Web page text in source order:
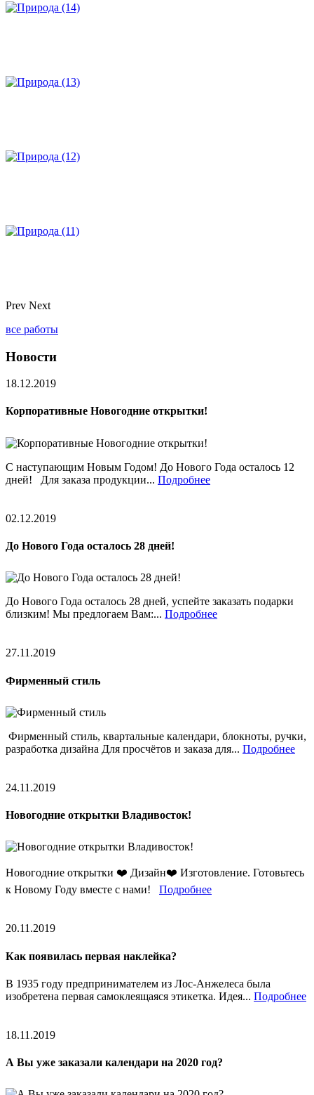
Prev Next
все работы
Новости
18.12.2019
Корпоративные Новогодние открытки!
С наступающим Новым Годом! До Нового Года осталось 12
дней! Для заказа продукции... Подробнее
02.12.2019
До Нового Года осталось 28 дней!
До Нового Года осталось 28 дней, успейте заказать подарки
близким! Мы предлогаем Вам:... Подробнее
27.11.2019
Фирменный стиль
Фирменный стиль, квартальные календари, блокноты, ручки,
разработка дизайна Для просчётов и заказа для... Подробнее
24.11.2019
Новогодние открытки Владивосток!
Новогодние открытки ❤️ Дизайн❤️ Изготовление. Готовьтесь
к Новому Году вместе с нами! Подробнее
20.11.2019
Как появилась первая наклейка?
В 1935 году предпринимателем из Лос-Анжелеса была
изобретена первая самоклеящаяся этикетка. Идея... Подробнее
18.11.2019
А Вы уже заказали календари на 2020 год?